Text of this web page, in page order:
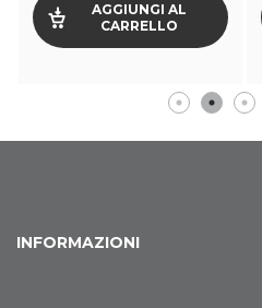
AGGIUNGI AL
CARRELLO
INFORMAZIONI